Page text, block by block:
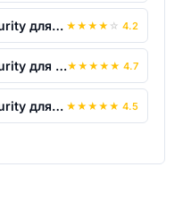
Kaspersky Security для виртуальных и о... ★ ★ ★ ★ ☆ 4.2
Kaspersky Security для серверов совмес...★ ★ ★ ★ ★ 4.7
Kaspersky Security для серверов совмес... ★ ★ ★ ★ ★ 4.5